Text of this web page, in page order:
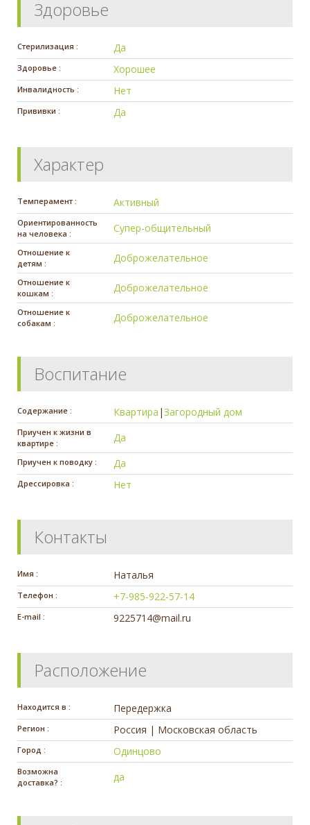
Здоровье
Стерилизация : Да
Здоровье : Хорошее
Инвалидность : Нет
Прививки : Да
Характер
Темперамент : Активный
Ориентированность
на человека :
Супер-общительный
Отношение к
детям :
Доброжелательное
Отношение к
кошкам :
Доброжелательное
Отношение к
собакам :
Доброжелательное
Воспитание
Содержание : Квартира |Загородный дом
Приучен к жизни в
квартире :
Да
Приучен к поводку : Да
Дрессировка : Нет
Контакты
Имя : Наталья
Телефон : +7-985-922-57-14
E-mail : 9225714@mail.ru
Расположение
Находится в : Передержка
Регион : Россия | Московская область
Город : Одинцово
Возможна
доставка? :
да